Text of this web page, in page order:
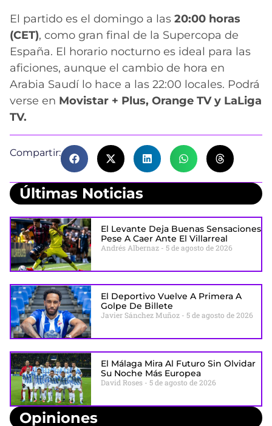
El partido es el domingo a las 20:00 horas
(CET), como gran final de la Supercopa de
España. El horario nocturno es ideal para las
aficiones, aunque el cambio de hora en
Arabia Saudí lo hace a las 22:00 locales. Podrá
verse en Movistar + Plus, Orange TV y LaLiga
TV.
Compartir:
Últimas Noticias
El Levante Deja Buenas Sensaciones
Pese A Caer Ante El Villarreal
Andrés Albernaz 5 de agosto de 2026
El Deportivo Vuelve A Primera A
Golpe De Billete
Javier Sánchez Muñoz 5 de agosto de 2026
El Málaga Mira Al Futuro Sin Olvidar
Su Noche Más Europea
David Roses 5 de agosto de 2026
Opiniones